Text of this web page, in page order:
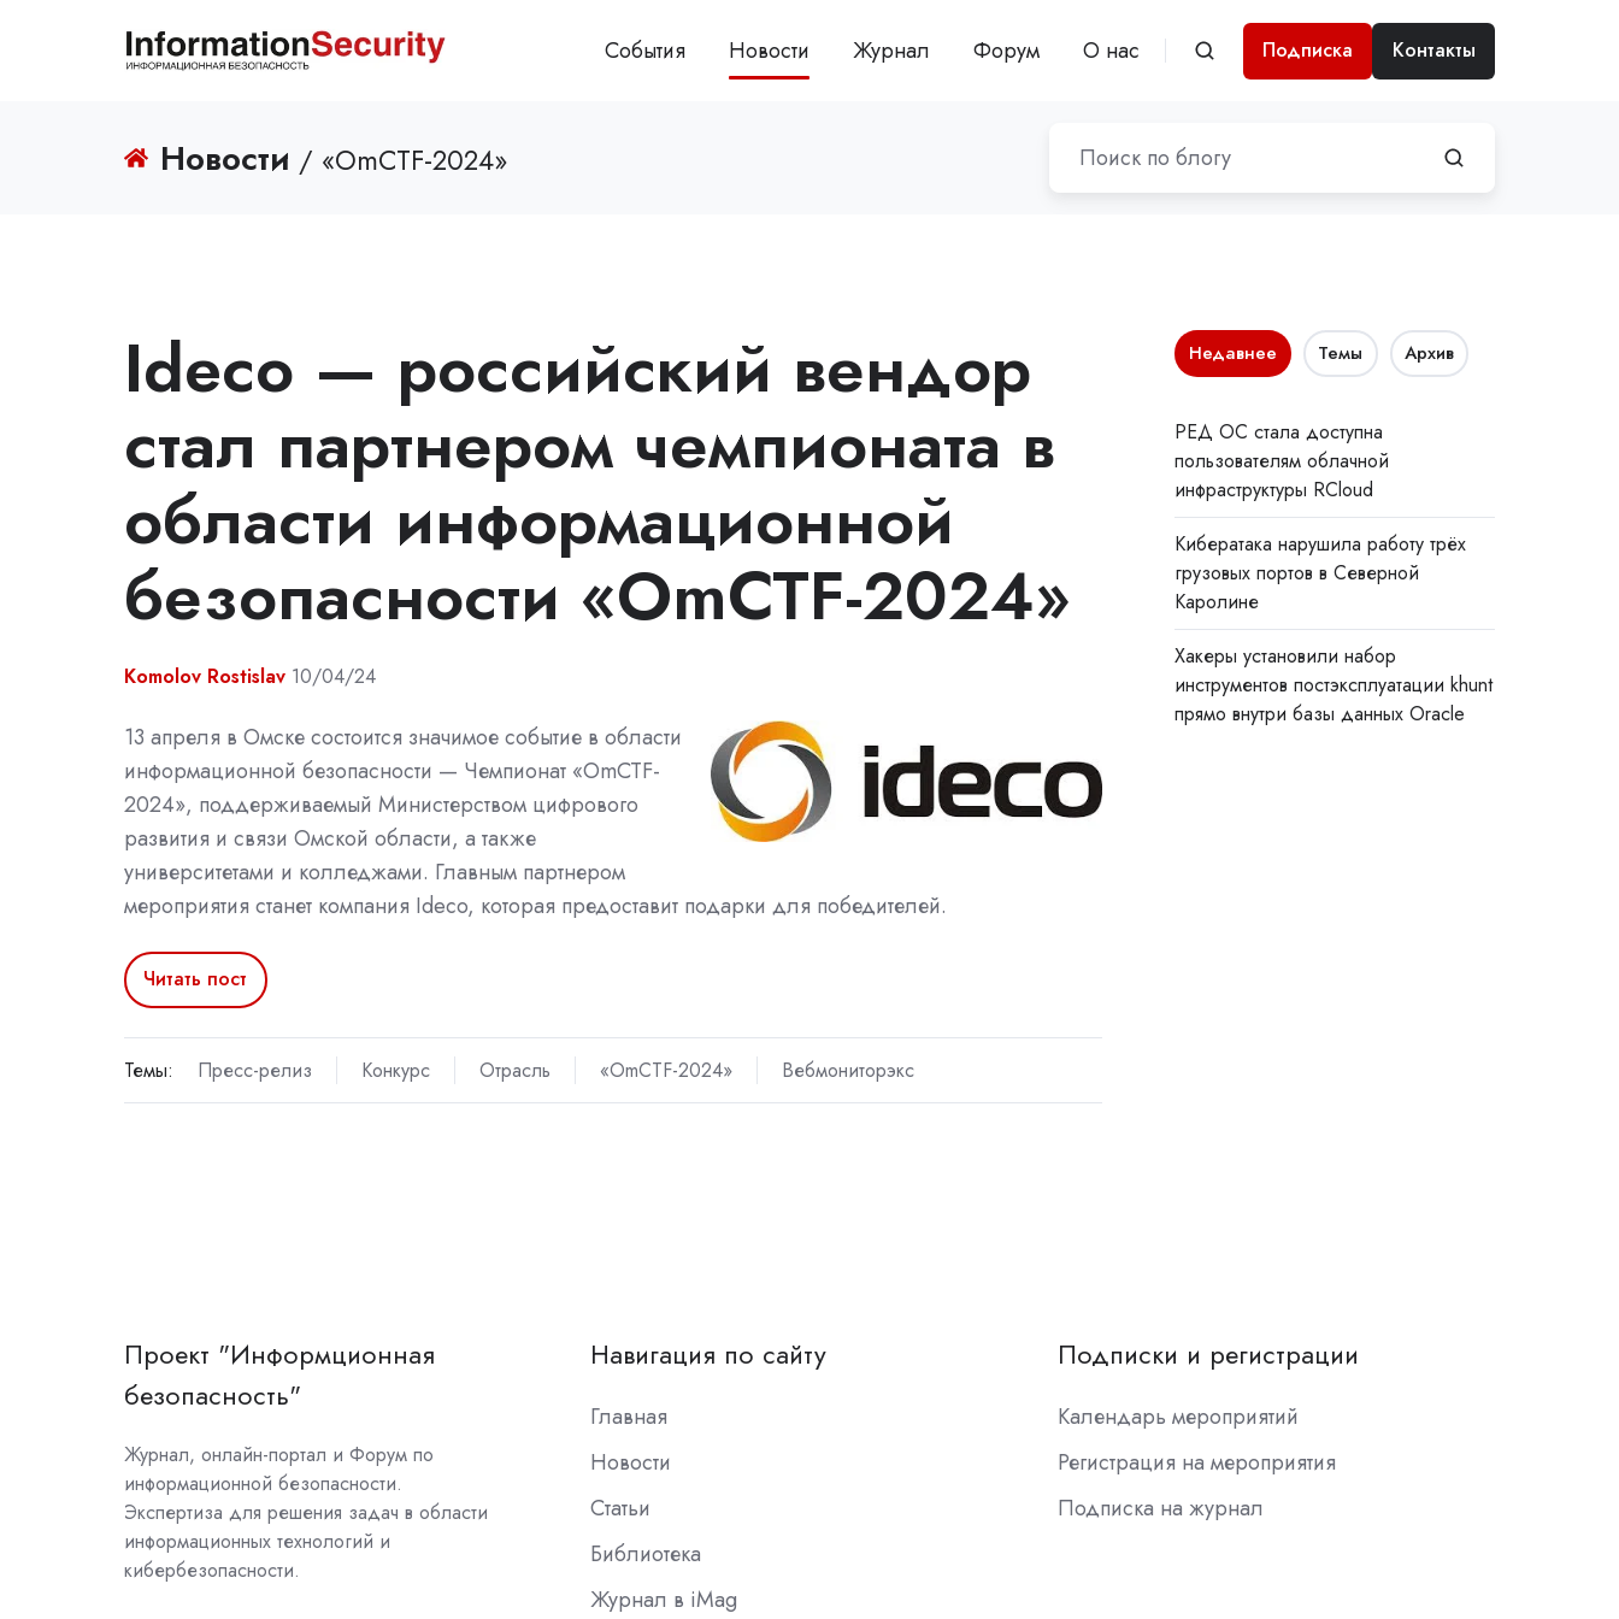
События Новости Журнал Форум О нас Подписка Контакты
Новости / «OmCTF-2024»
Ideco — российский вендор
стал партнером чемпионата в
области информационной
безопасности «OmCTF-2024»
Komolov Rostislav 10/04/24
13 апреля в Омске состоится значимое событие в области
информационной безопасности — Чемпионат «OmCTF-
2024», поддерживаемый Министерством цифрового
развития и связи Омской области, а также
университетами и колледжами. Главным партнером
мероприятия станет компания Ideco, которая предоставит подарки для победителей.
Читать пост
Темы: Пресс-релиз Конкурс Отрасль «OmCTF-2024» Вебмониторэкс
Недавнее Темы Архив
РЕД ОС стала доступна
пользователям облачной
инфраструктуры RCloud
Кибератака нарушила работу трёх
грузовых портов в Северной
Каролине
Хакеры установили набор
инструментов постэксплуатации khunt
прямо внутри базы данных Oracle
Проект "Информционная
безопасность"
Журнал, онлайн-портал и Форум по
информационной безопасности.
Экспертиза для решения задач в области
информационных технологий и
кибербезопасности.
Навигация по сайту
Главная
Новости
Статьи
Библиотека
Журнал в iMag
Подписки и регистрации
Календарь мероприятий
Регистрация на мероприятия
Подписка на журнал